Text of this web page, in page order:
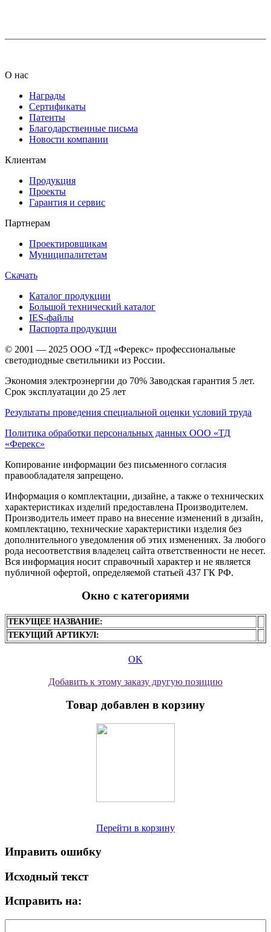
О нас
Награды
Сертификаты
Патенты
Благодарственные письма
Новости компании
Клиентам
Продукция
Проекты
Гарантия и сервис
Партнерам
Проектировщикам
Муниципалитетам
Скачать
Каталог продукции
Большой технический каталог
IES-файлы
Паспорта продукции
© 2001 — 2025 ООО «ТД «Ферекс» профессиональные
светодиодные светильники из России.
Экономия электроэнергии до 70% Заводская гарантия 5 лет.
Срок эксплуатации до 25 лет
Результаты проведения специальной оценки условий труда
Политика обработки персональных данных ООО «ТД
«Ферекс»
Копирование информации без письменного согласия
правообладателя запрещено.
Информация о комплектации, дизайне, а также о технических
характеристиках изделий предоставлена Производителем.
Производитель имеет право на внесение изменений в дизайн,
комплектацию, технические характеристики изделия без
дополнительного уведомления об этих изменениях. За любого
рода несоответствия владелец сайта ответственности не несет.
Вся информация носит справочный характер и не является
публичной офертой, определяемой статьей 437 ГК РФ.
Окно с категориями
ТЕКУЩЕЕ НАЗВАНИЕ:
ТЕКУЩИЙ АРТИКУЛ:
OK
Добавить к этому заказу другую позицию
Товар добавлен в корзину
Перейти в корзину
Иправить ошибку
Исходный текст
Исправить на: